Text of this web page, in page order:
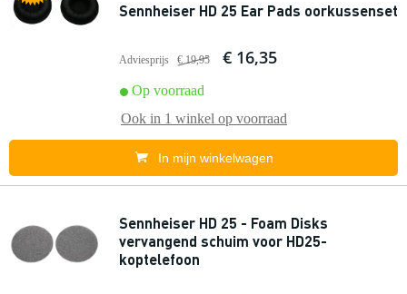
Sennheiser HD 25 Ear Pads oorkussenset
Adviesprijs € 19,95 € 16,35
Op voorraad
Ook in 1 winkel op voorraad
In mijn winkelwagen
Sennheiser HD 25 - Foam Disks
vervangend schuim voor HD25-
koptelefoon